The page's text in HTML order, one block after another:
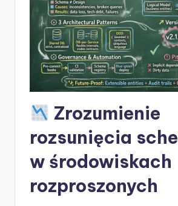
Zrozumienie
rozsunięcia
w środowiskach
rozproszonych